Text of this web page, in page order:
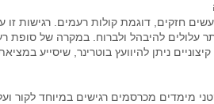
חזקים, דוגמת קולות רעמים. רגישות
עלולים להיבהל ולברוח. במקרה של סופת
ניתן להיוועץ בוטרינר, שיסייע
מימדים מכרסמים רגישים במיוחד לקור